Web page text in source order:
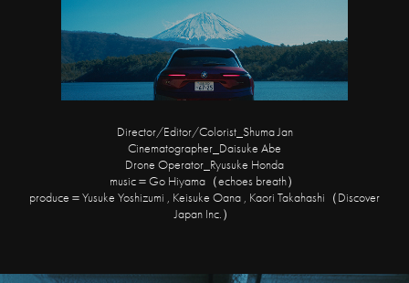
Director/Editor/Colorist_Shuma Jan
Cinematographer_Daisuke Abe
Drone Operator_Ryusuke Honda
music＝Go Hiyama（echoes breath）
produce＝Yusuke Yoshizumi , Keisuke Oana , Kaori Takahashi（Discover
Japan Inc.）